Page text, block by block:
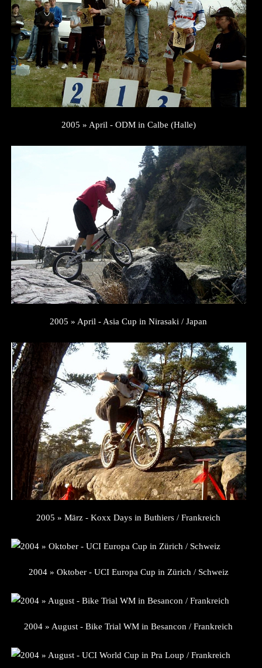
2005 » April - ODM in Calbe (Halle)
2005 » April - Asia Cup in Nirasaki / Japan
2005 » März - Koxx Days in Buthiers / Frankreich
2004 » Oktober - UCI Europa Cup in Zürich / Schweiz
2004 » August - Bike Trial WM in Besancon / Frankreich